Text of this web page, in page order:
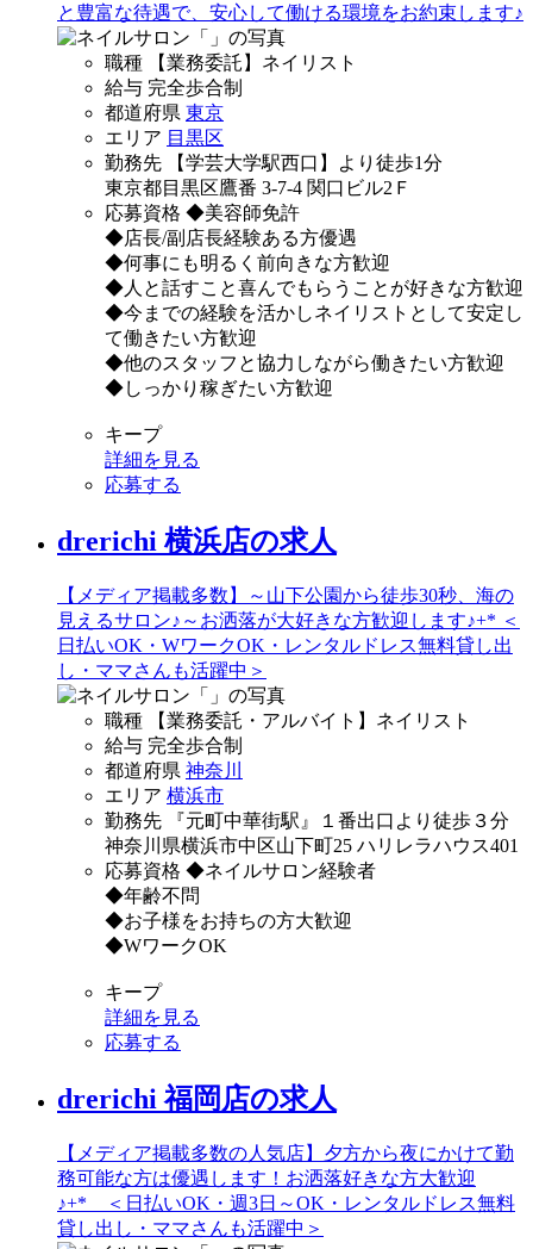
と豊富な待遇で、安心して働ける環境をお約束します♪
職種
【業務委託】ネイリスト
給与 完全歩合制
都道府県 東京
エリア 目黒区
勤務先
【学芸大学駅西口】より徒歩1分
東京都目黒区鷹番 3-7-4 関口ビル2Ｆ
応募資格 ◆美容師免許
◆店長/副店長経験ある方優遇
◆何事にも明るく前向きな方歓迎
◆人と話すこと喜んでもらうことが好きな方歓迎
◆今までの経験を活かしネイリストとして安定し
て働きたい方歓迎
◆他のスタッフと協力しながら働きたい方歓迎
◆しっかり稼ぎたい方歓迎
キープ
詳細を見る
応募する
drerichi 横浜店の求人
【メディア掲載多数】～山下公園から徒歩30秒、海の
見えるサロン♪～お洒落が大好きな方歓迎します♪+* ＜
日払いOK・WワークOK・レンタルドレス無料貸し出
し・ママさんも活躍中＞
職種
【業務委託・アルバイト】ネイリスト
給与 完全歩合制
都道府県 神奈川
エリア 横浜市
勤務先
『元町中華街駅』１番出口より徒歩３分
神奈川県横浜市中区山下町25 ハリレラハウス401
応募資格 ◆ネイルサロン経験者
◆年齢不問
◆お子様をお持ちの方大歓迎
◆WワークOK
キープ
詳細を見る
応募する
drerichi 福岡店の求人
【メディア掲載多数の人気店】夕方から夜にかけて勤
務可能な方は優遇します！お洒落好きな方大歓迎
♪+* ＜日払いOK・週3日～OK・レンタルドレス無料
貸し出し・ママさんも活躍中＞